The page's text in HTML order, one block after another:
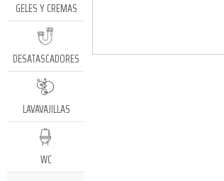
GELES Y CREMAS
DESATASCADORES
LAVAVAJILLAS
WC